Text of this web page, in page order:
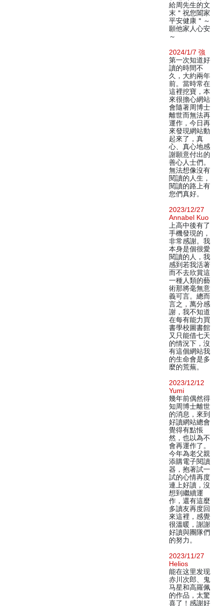
給周先生的文
末＂祝您闔家
平安健康＂～
願他家人心安
～
2024/1/7 強
第一次知道好
讀的時間不
久，大約兩年
前。當時常在
這裡挖寶，本
來很擔心網站
會隨著周博士
離世而無法再
運作，今日再
來發現網站動
起來了，真
心、真心地感
謝願意付出的
善心人士們。
無法想像沒有
閱讀的人生，
閱讀的路上有
您們真好。
2023/12/27
Annabel Kuo
上高中後有了
手機發現的，
非常感謝。我
本身是個很愛
閱讀的人，我
感到若我活著
而不去欣賞這
一種人類的藝
術那將毫無意
義可言。總而
言之，萬分感
謝，我不知道
在每有能力買
書學校圖書館
又只能借七天
的情況下，沒
有這個網站我
的生命會是多
麼的荒蕪。
2023/12/12
Yumi
幾年前偶然得
知周博士離世
的消息，來到
好讀網站總會
覺得有點悵
然，也以為不
會再運作了。
今年為老父親
添購電子閱讀
器，抱著試一
試的心情再度
連上好讀，沒
想到繼續運
作，還有這麼
多讀友再度回
來這裡，感覺
很溫暖，謝謝
好讀與團隊們
的努力。
2023/11/27
Helios
能在这里发现
赤川次郎、鬼
马星和高羅佩
的作品，太驚
喜了！感謝好